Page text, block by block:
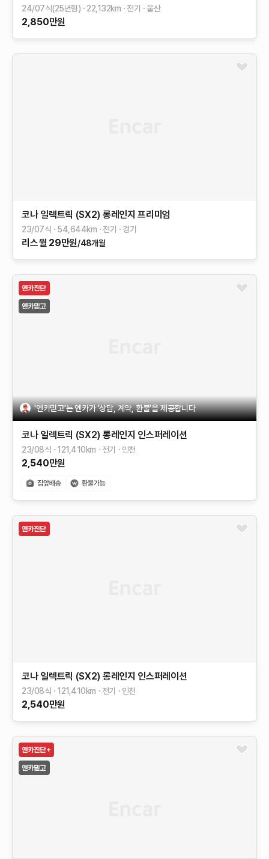
24/07식(25년형) 22,132km 전기 울산
2,850만원
코나 일렉트릭 (SX2) 롱레인지 프리미엄
23/07식 54,644km 전기 경기
리스월 29만원/48개월
'엔카믿고'는 엔카가 '상담, 계약, 환불'을 제공합니다
코나 일렉트릭 (SX2) 롱레인지 인스퍼레이션
23/08식 121,410km 전기 인천
2,540만원
코나 일렉트릭 (SX2) 롱레인지 인스퍼레이션
23/08식 121,410km 전기 인천
2,540만원